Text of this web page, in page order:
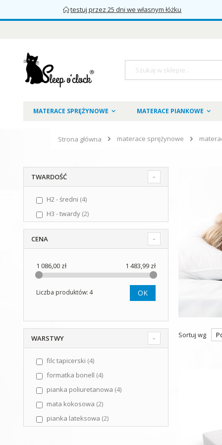
testuj przez 25 dni we własnym łóżku
Szukaj
MATERACE SPRĘŻYNOWE MATERACE PIANKOWE
Strona główna materace sprężynowe
Sortuj wg
TWARDOŚĆ
H2 - średni 4
H3 - twardy 2
CENA
1 086,00 zł 1 483,99 zł
Liczba produktów: 4 OK
WARSTWY
filc tapicerski 4
formatka bonell 4
pianka poliuretanowa 4
mata kokosowa 2
pianka lateksowa 2